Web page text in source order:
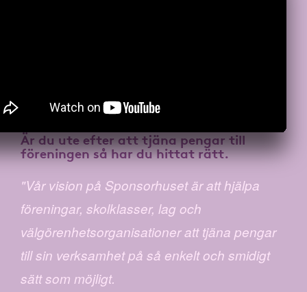
Är du ute efter atttjäna pengar till
föreningenså har du hittat rätt.
"Vår vision på Sponsorhuset är att hjälpa
föreningar, skolklasser, lag och
välgörenhetsorganisationer att tjäna pengar
till sin verksamhet på så enkelt och smidigt
sätt som möjligt.